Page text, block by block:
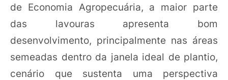
de Economia Agropecuária, a maior parte
das lavouras apresenta bom
desenvolvimento, principalmente nas áreas
semeadas dentro da janela ideal de plantio,
cenário que sustenta uma perspectiva